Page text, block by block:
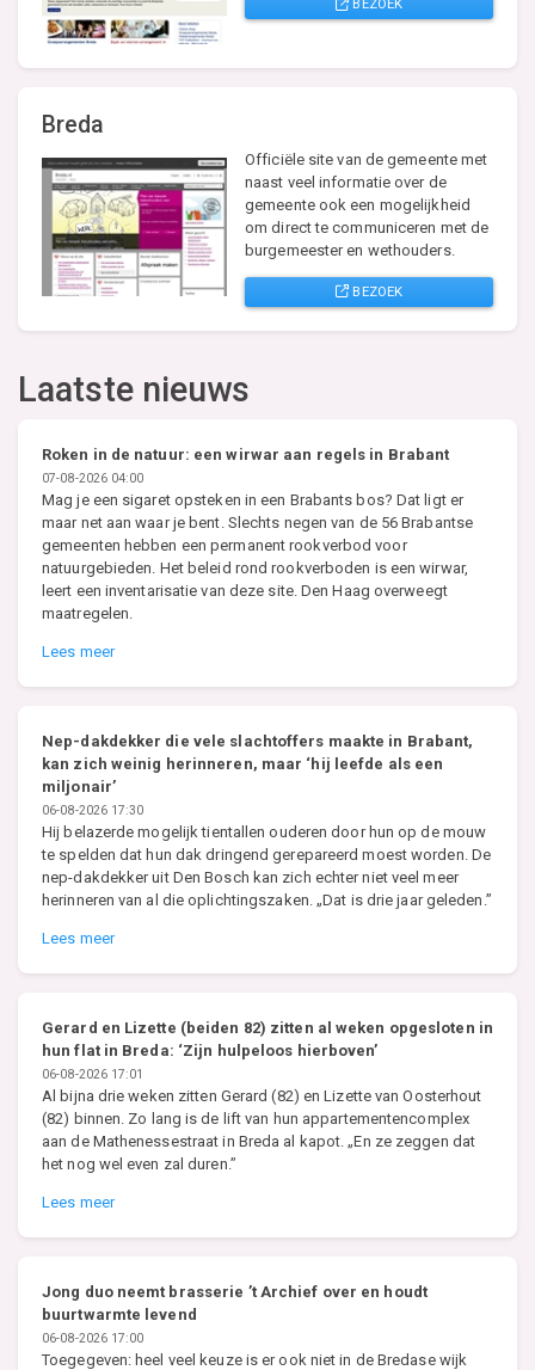
BEZOEK
Breda
Officiële site van de gemeente met
naast veel informatie over de
gemeente ook een mogelijkheid
om direct te communiceren met de
burgemeester en wethouders.
BEZOEK
Laatste nieuws
Roken in de natuur: een wirwar aan regels in Brabant
07-08-2026 04:00
Mag je een sigaret opsteken in een Brabants bos? Dat ligt er
maar net aan waar je bent. Slechts negen van de 56 Brabantse
gemeenten hebben een permanent rookverbod voor
natuurgebieden. Het beleid rond rookverboden is een wirwar,
leert een inventarisatie van deze site. Den Haag overweegt
maatregelen.
Lees meer
Nep-dakdekker die vele slachtoffers maakte in Brabant,
kan zich weinig herinneren, maar ‘hij leefde als een
miljonair’
06-08-2026 17:30
Hij belazerde mogelijk tientallen ouderen door hun op de mouw
te spelden dat hun dak dringend gerepareerd moest worden. De
nep-dakdekker uit Den Bosch kan zich echter niet veel meer
herinneren van al die oplichtingszaken. „Dat is drie jaar geleden.”
Lees meer
Gerard en Lizette (beiden 82) zitten al weken opgesloten in
hun flat in Breda: ‘Zijn hulpeloos hierboven’
06-08-2026 17:01
Al bijna drie weken zitten Gerard (82) en Lizette van Oosterhout
(82) binnen. Zo lang is de lift van hun appartementencomplex
aan de Mathenessestraat in Breda al kapot. „En ze zeggen dat
het nog wel even zal duren.”
Lees meer
Jong duo neemt brasserie ’t Archief over en houdt
buurtwarmte levend
06-08-2026 17:00
Toegegeven: heel veel keuze is er ook niet in de Bredase wijk